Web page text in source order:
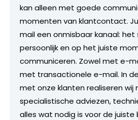
kan alleen met goede
momenten van klantcontact.
mail een onmisbaar kanaal:
persoonlijk en op het juiste
communiceren. Zowel met e-
met transactionele e-mail. In
met onze klanten realiseren wij
specialistische adviezen,
alles wat nodig is voor de juiste